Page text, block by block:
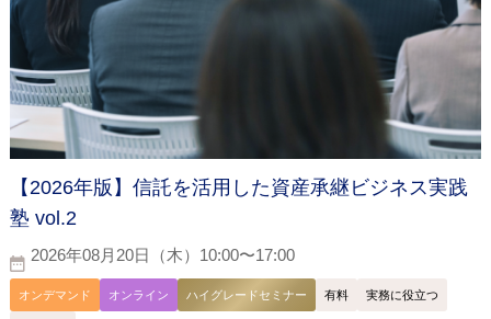
【2026年版】信託を活用した資産承継ビジネス実践
塾 vol.2
2026年08月20日（木）10:00〜17:00
オンデマンド オンライン ハイグレードセミナー 有料 実務に役立つ